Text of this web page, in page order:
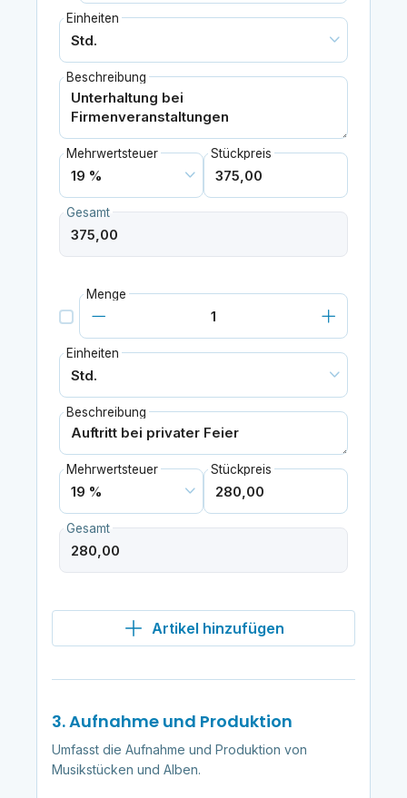
Einheiten
Beschreibung
Mehrwertsteuer Stückpreis
Gesamt
Menge
Einheiten
Beschreibung
Mehrwertsteuer Stückpreis
Gesamt
Artikel hinzufügen
3. Aufnahme und Produktion
Umfasst die Aufnahme und Produktion von
Musikstücken und Alben.